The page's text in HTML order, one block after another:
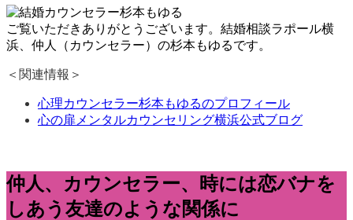
ご覧いただきありがとうございます。結婚相談ラポール横
浜、仲人（カウンセラー）の杉本もゆるです。
＜関連情報＞
心理カウンセラー杉本もゆるのプロフィール
心の扉メンタルカウンセリング横浜公式ブログ
仲人、カウンセラー、時には恋バナを
しあう友達のような関係に